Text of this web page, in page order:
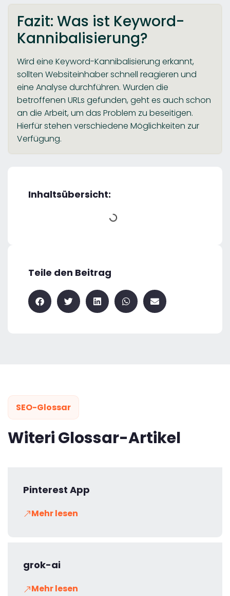
Fazit: Was ist Keyword-
Kannibalisierung?
Wird eine Keyword-Kannibalisierung erkannt,
sollten Websiteinhaber schnell reagieren und
eine Analyse durchführen. Wurden die
betroffenen URLs gefunden, geht es auch schon
an die Arbeit, um das Problem zu beseitigen.
Hierfür stehen verschiedene Möglichkeiten zur
Verfügung.
Inhaltsübersicht:
Teile den Beitrag
SEO-Glossar
Witeri Glossar-Artikel
Pinterest App
Mehr lesen
grok-ai
Mehr lesen